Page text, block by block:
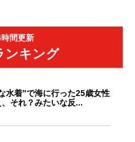
間更新
ンキング
水着”で海に行った25歳女性
それ？みたいな反...